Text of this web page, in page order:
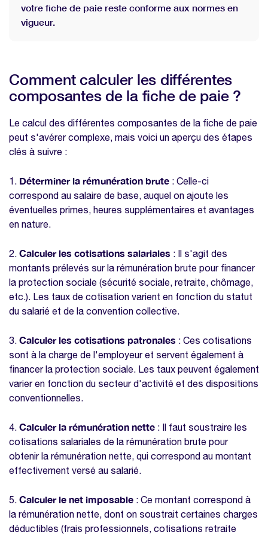
votre fiche de paie reste conforme aux normes en
vigueur.
Comment calculer les différentes
composantes de la fiche de paie ?
Le calcul des différentes composantes de la fiche de paie
peut s'avérer complexe, mais voici un aperçu des étapes
clés à suivre :
1. Déterminer la rémunération brute : Celle-ci
correspond au salaire de base, auquel on ajoute les
éventuelles primes, heures supplémentaires et avantages
en nature.
2. Calculer les cotisations salariales : Il s'agit des
montants prélevés sur la rémunération brute pour financer
la protection sociale (sécurité sociale, retraite, chômage,
etc.). Les taux de cotisation varient en fonction du statut
du salarié et de la convention collective.
3. Calculer les cotisations patronales : Ces cotisations
sont à la charge de l'employeur et servent également à
financer la protection sociale. Les taux peuvent également
varier en fonction du secteur d'activité et des dispositions
conventionnelles.
4. Calculer la rémunération nette : Il faut soustraire les
cotisations salariales de la rémunération brute pour
obtenir la rémunération nette, qui correspond au montant
effectivement versé au salarié.
5. Calculer le net imposable : Ce montant correspond à
la rémunération nette, dont on soustrait certaines charges
déductibles (frais professionnels, cotisations retraite